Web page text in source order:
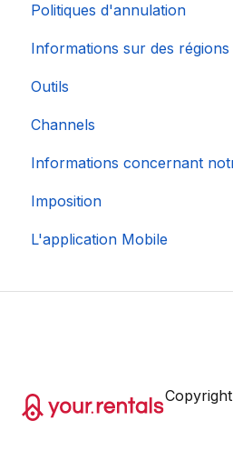
Politiques d'annulation
Informations sur des régions
Outils
Channels
Connexion de Compte
Informations concernant
Imposition
DAC 7
L'application Mobile